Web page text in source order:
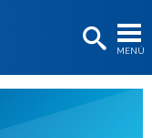
MENÚ